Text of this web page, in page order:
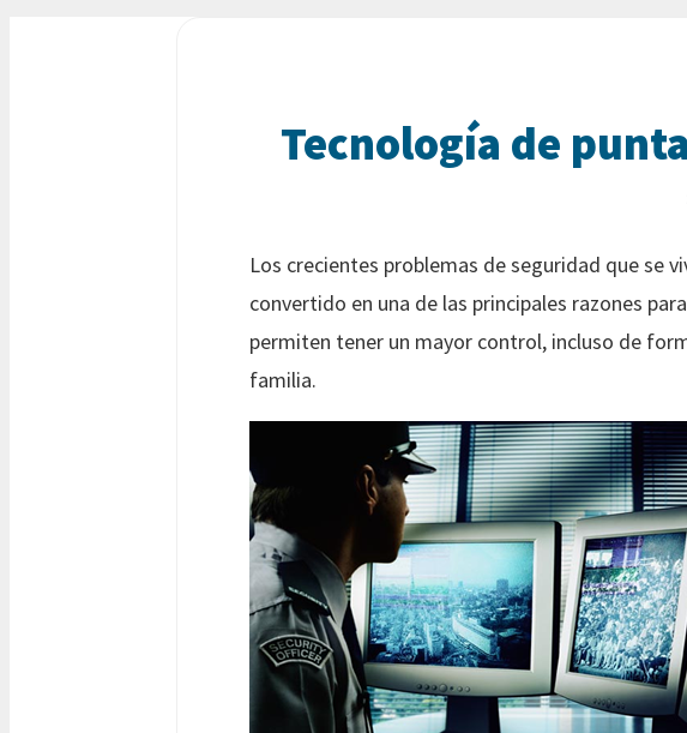
Tecnología de
Los crecientes problemas de seguridad que se
convertido en una de las principales razones
permiten tener un mayor control, incluso de
familia.